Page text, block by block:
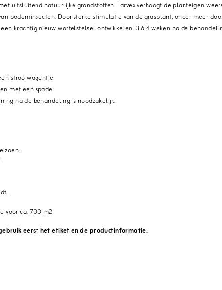
uitsluitend natuurlijke grondstoffen. Larvex verhoogt de planteigen
bodeminsecten. Door sterke stimulatie van de grasplant, onder meer
krachtig nieuw wortelstelsel ontwikkelen. 3 à 4 weken na de
strooiwagentje
met een spade
na de behandeling is noodzakelijk.
voor ca. 700 m2
eerst het etiket en de productinformatie.